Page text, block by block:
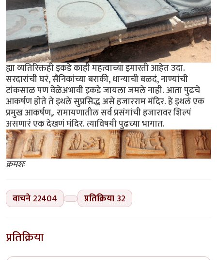
ह्या व्यतिरिक्तही इकडे काही महत्वाच्या इमारती आहेत उदा.
सरदारांची घरं, सैनिकांच्या बराकी, धान्याची बळदं, नाण्यांची
टांकसाळ पण वेळेअभावी इकडे जायला जमले नाही. आता पुढचे
आकर्षण होते ते इथले सुप्रसिद्ध असे हजारराम मंदिर. हे इथलं एक
प्रमुख आकर्षण,. रामायणातील सर्व प्रसंगांची हजारावर शिल्पं
असणारं एक देखणं मंदिर. त्याविषयी पुढच्या भागात.
क्रमशः
वाचने 22404 प्रतिक्रिया 32
प्रतिक्रिया